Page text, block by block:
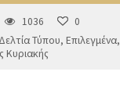
1036
0
Δελτία Τύπου,Επιλεγμένα,
Κυριακής